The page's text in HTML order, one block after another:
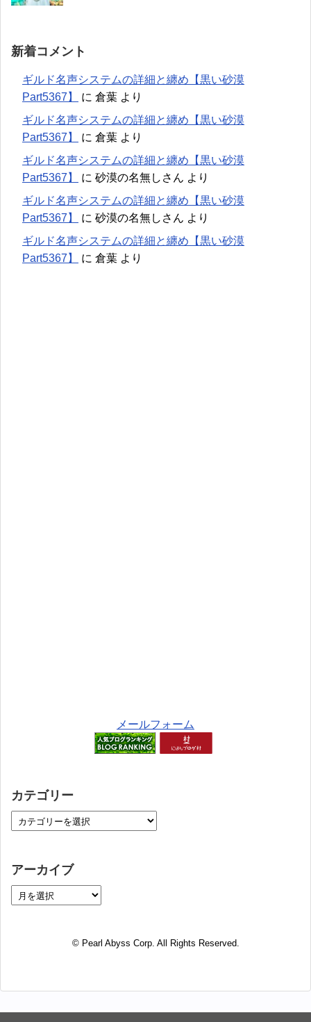
新着コメント
ギルド名声システムの詳細と纏め【黒い砂漠
Part5367】
に 倉葉 より
ギルド名声システムの詳細と纏め【黒い砂漠
Part5367】
に 倉葉 より
ギルド名声システムの詳細と纏め【黒い砂漠
Part5367】
に 砂漠の名無しさん より
ギルド名声システムの詳細と纏め【黒い砂漠
Part5367】
に 砂漠の名無しさん より
ギルド名声システムの詳細と纏め【黒い砂漠
Part5367】
に 倉葉 より
メールフォーム
カテゴリー
アーカイブ
© Pearl Abyss Corp. All Rights Reserved.